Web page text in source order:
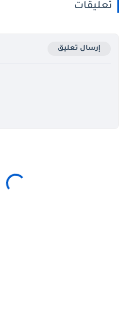
تعليقات
إرسال تعليق